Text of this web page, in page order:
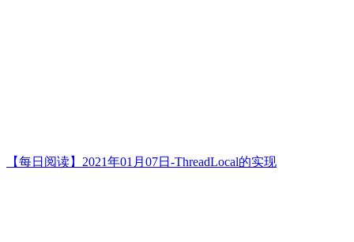
【每日阅读】2021年01月07日-ThreadLocal的实现